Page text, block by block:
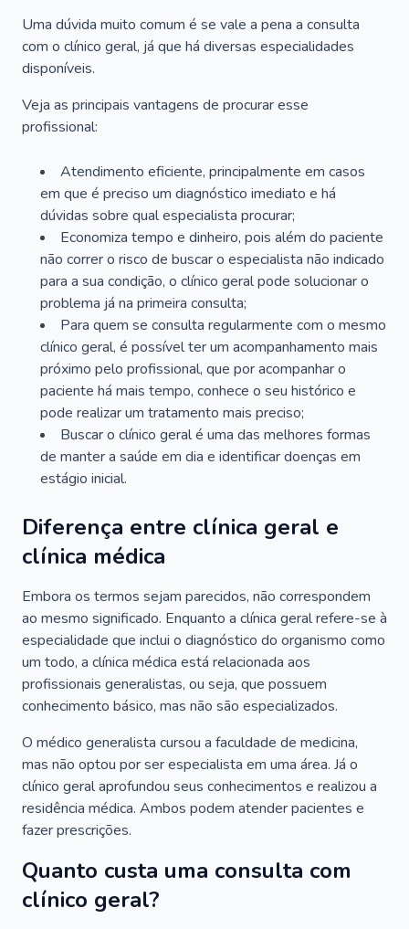
Uma dúvida muito comum é se vale a pena a consulta
com o clínico geral, já que há diversas especialidades
disponíveis.
Veja as principais vantagens de procurar esse
profissional:
Atendimento eficiente, principalmente em casos
em que é preciso um diagnóstico imediato e há
dúvidas sobre qual especialista procurar;
Economiza tempo e dinheiro, pois além do paciente
não correr o risco de buscar o especialista não indicado
para a sua condição, o clínico geral pode solucionar o
problema já na primeira consulta;
Para quem se consulta regularmente com o mesmo
clínico geral, é possível ter um acompanhamento mais
próximo pelo profissional, que por acompanhar o
paciente há mais tempo, conhece o seu histórico e
pode realizar um tratamento mais preciso;
Buscar o clínico geral é uma das melhores formas
de manter a saúde em dia e identificar doenças em
estágio inicial.
Diferença entre clínica geral e
clínica médica
Embora os termos sejam parecidos, não correspondem
ao mesmo significado. Enquanto a clínica geral refere-se à
especialidade que inclui o diagnóstico do organismo como
um todo, a clínica médica está relacionada aos
profissionais generalistas, ou seja, que possuem
conhecimento básico, mas não são especializados.
O médico generalista cursou a faculdade de medicina,
mas não optou por ser especialista em uma área. Já o
clínico geral aprofundou seus conhecimentos e realizou a
residência médica. Ambos podem atender pacientes e
fazer prescrições.
Quanto custa uma consulta com
clínico geral?